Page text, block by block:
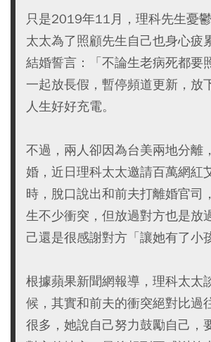
只是2019年11月，理科先生憂
太太為了照顧先生自己也身心疲
結婚誓言：「不論生老病死都要
一起放長假，暫停頻道更新，放
人生好好充電。
不過，兩人卻因為台美兩地分離
婚，近日理科太太邀請百萬網紅
時，脫口說出和前夫打離婚官司
生不少衝突，但放過對方也是放
己還是很感謝對方「讓她有了小
根據蘋果新聞網報導，理科太太
候，其實和前夫的衝突絕對比過
很多，她說自己努力鼓勵自己，